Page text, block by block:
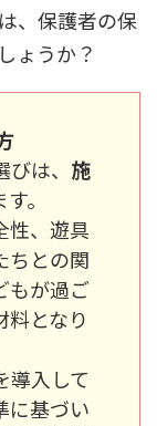
、保護者の保
ょうか？
は、 施
。
性、遊具
ちとの関
もが過ご
料となり
導入して
に基づい